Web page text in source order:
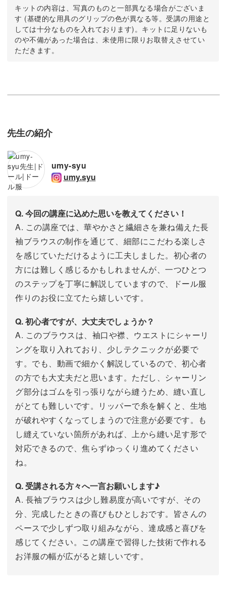
キットの内容は、写真のものと一部異なる場合がございま
す (基礎的な用具のグリップの色が異なる等。受講の用途と
しては十分なものを入れております)。キットに足りないも
のや不備があった場合は、未使用に限りお取替えさせてい
ただきます。
先生の紹介
umy-syu
umy.syu
Q. 今回の講座に込めた思いを教えてください！
A. この講座では、華やかさと繊細さを兼ね備えた長
袖ブラウスの制作を通じて、細部にこだわる楽しさ
を感じていただけるように工夫しました。初心者の
方には難しく感じるかもしれませんが、一つひとつ
のステップを丁寧に解説していますので、ドール服
作りのお役に立てたら嬉しいです。
Q. 初心者ですが、大丈夫でしょうか？
A. このブラウスは、袖口や襟、ウエストにシャーリ
ングを取り入れており、少しテクニックが必要で
す。でも、動画で細かく解説しているので、初心者
の方でも大丈夫だと思います。ただし、シャーリン
グ部分はゴムを引っ張りながら縫うため、縫い直し
がとても難しいです。リッパーで糸を解くと、生地
が破れやすくなってしまうので注意が必要です。も
し縫えていない箇所があれば、上から縫い足す形で
対応できるので、焦らずゆっくり進めてください
ね。
Q. 受講される方々へ一言お願いします♪
A. 長袖ブラウスは少し難易度が高いですが、その
分、完成したときの喜びもひとしおです。皆さんの
ペースで少しずつ取り組みながら、達成感と喜びを
感じてください。この講座で習得した技術で作れる
お洋服の幅が広がると嬉しいです。